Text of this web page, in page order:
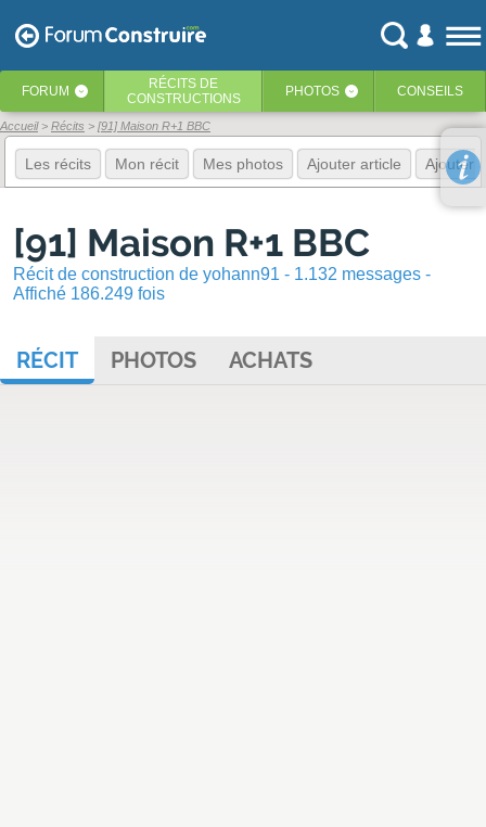
FORUM ‹ RÉCITS DE
CONSTRUCTIONS
PHOTOS ‹ CONSEILS
Accueil Récits [91] Maison R+1 BBC
Les récits Mon récit Mes photos Ajouter article Ajouter
[91] Maison R+1 BBC
Récit de construction de yohann91 - 1.132 messages -
Affiché 186.249 fois
RÉCIT PHOTOS ACHATS